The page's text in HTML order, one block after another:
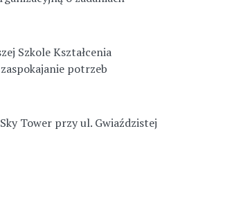
Szkole Kształcenia
potrzeb
Tower przy ul. Gwiaździstej